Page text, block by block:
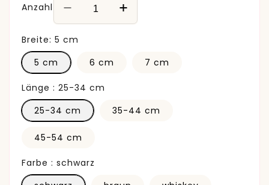
Anzahl
Verringere
die
Menge
für
Hundewohl
-
Breites
Fettleder
Halsband
Erhöhe
die
Hundewohl
Halsband
Breite: 5 cm
5 cm
6 cm 7 cm
Länge : 25-34 cm
25-34 cm
35-44 cm
45-54 cm
Farbe : schwarz